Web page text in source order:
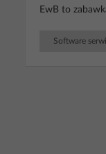
EwB to
Software